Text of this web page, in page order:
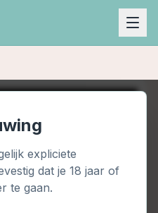
expliciete
dat je 18 jaar of
te gaan.